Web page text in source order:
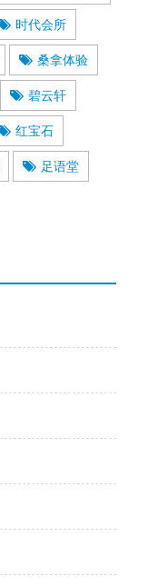
时代会所
桑拿体验
碧云轩
红宝石
足语堂